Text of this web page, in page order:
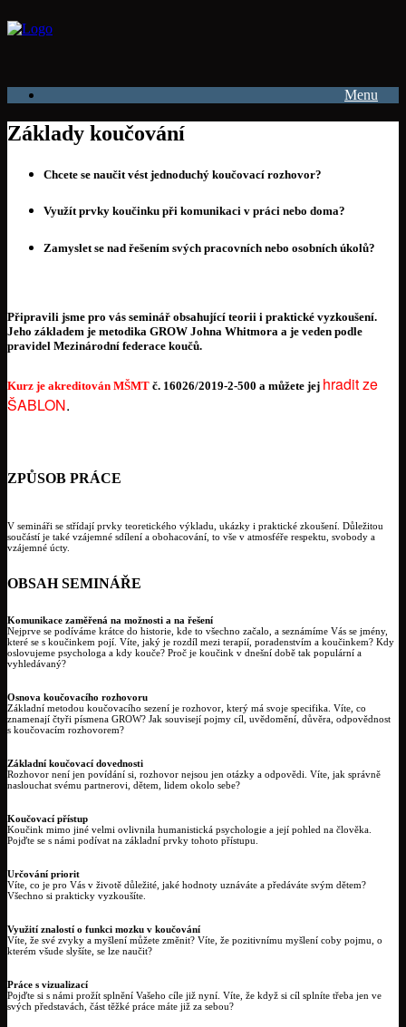
Menu
Základy koučování
Chcete se naučit vést jednoduchý koučovací rozhovor?
Využít prvky koučinku při komunikaci v práci nebo doma?
Zamyslet se nad řešením svých pracovních nebo osobních úkolů?
Připravili jsme pro vás seminář obsahující teorii i praktické vyzkoušení.
Jeho základem je metodika GROW Johna Whitmora a je veden podle
pravidel Mezinárodní federace koučů.
Kurz je akreditován MŠMT č. 16026/2019-2-500 a můžete jej hradit ze
ŠABLON.
ZPŮSOB PRÁCE
V semináři se střídají prvky teoretického výkladu, ukázky i praktické zkoušení. Důležitou
součástí je také vzájemné sdílení a obohacování, to vše v atmosféře respektu, svobody a
vzájemné úcty.
OBSAH SEMINÁŘE
Komunikace zaměřená na možnosti a na řešení
Nejprve se podíváme krátce do historie, kde to všechno začalo, a seznámíme Vás se jmény,
které se s koučinkem pojí. Víte, jaký je rozdíl mezi terapií, poradenstvím a koučinkem? Kdy
oslovujeme psychologa a kdy kouče? Proč je koučink v dnešní době tak populární a
vyhledávaný?
Osnova koučovacího rozhovoru
Základní metodou koučovacího sezení je rozhovor, který má svoje specifika. Víte, co
znamenají čtyři písmena GROW? Jak souvisejí pojmy cíl, uvědomění, důvěra, odpovědnost
s koučovacím rozhovorem?
Základní koučovací dovednosti
Rozhovor není jen povídání si, rozhovor nejsou jen otázky a odpovědi. Víte, jak správně
naslouchat svému partnerovi, dětem, lidem okolo sebe?
Koučovací přístup
Koučink mimo jiné velmi ovlivnila humanistická psychologie a její pohled na člověka.
Pojďte se s námi podívat na základní prvky tohoto přístupu.
Určování priorit
Víte, co je pro Vás v životě důležité, jaké hodnoty uznáváte a předáváte svým dětem?
Všechno si prakticky vyzkoušíte.
Využití znalostí o funkci mozku v koučování
Víte, že své zvyky a myšlení můžete změnit? Víte, že pozitivnímu myšlení coby pojmu, o
kterém všude slyšíte, se lze naučit?
Práce s vizualizací
Pojďte si s námi prožít splnění Vašeho cíle již nyní. Víte, že když si cíl splníte třeba jen ve
svých představách, část těžké práce máte již za sebou?